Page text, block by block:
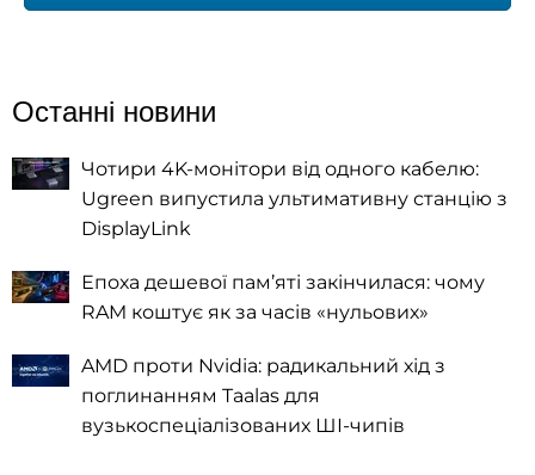
Останні новини
Чотири 4K-монітори від одного кабелю:
Ugreen випустила ультимативну станцію з
DisplayLink
Епоха дешевої пам’яті закінчилася: чому
RAM коштує як за часів «нульових»
AMD проти Nvidia: радикальний хід з
поглинанням Taalas для
вузькоспеціалізованих ШІ-чипів